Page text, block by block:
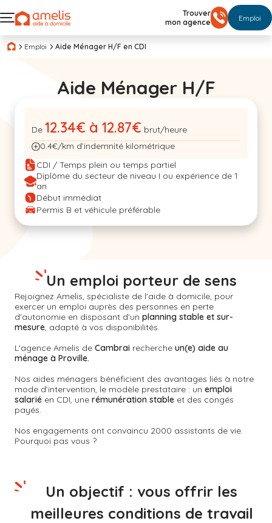
Trouver
mon agence
Emploi
Emploi Aide Ménager H/F en CDI
Aide Ménager H/F
De 12.34€ à 12.87€ brut/heure
0.4€/km d’indemnité kilométrique
CDI / Temps plein ou temps partiel
Diplôme du secteur de niveau I ou expérience de 1
an
Début immédiat
Permis B et véhicule préférable
Rejoignez Amelis, spécialiste de l'aide à domicile, pour
exercer un emploi auprès des personnes en perte
d'autonomie en disposant d'un planning stable et sur-
mesure, adapté à vos disponibilités.
L'agence Amelis de Cambrai recherche un(e) aide au
ménage à Proville.
Nos aides ménagers bénéficient des avantages liés à notre
mode d’intervention, le modèle prestataire : un emploi
salarié en CDI, une rémunération stable et des congés
payés.
Nos engagements ont convaincu 2000 assistants de vie.
Pourquoi pas vous ?
Un emploi porteur de sens
Un objectif : vous offrir les
meilleures conditions de travail